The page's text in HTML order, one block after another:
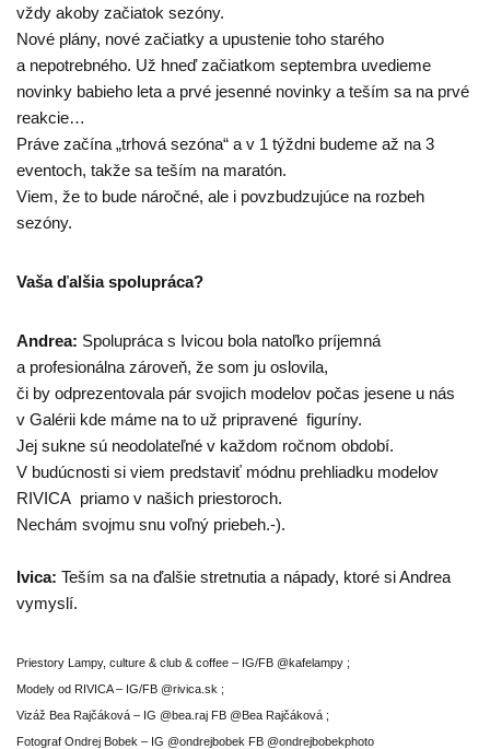
vždy akoby začiatok sezóny.
Nové plány, nové začiatky a upustenie toho starého
a nepotrebného. Už hneď začiatkom septembra uvedieme
novinky babieho leta a prvé jesenné novinky a teším sa na prvé
reakcie…
Práve začína „trhová sezóna“ a v 1 týždni budeme až na 3
eventoch, takže sa teším na maratón.
Viem, že to bude náročné, ale i povzbudzujúce na rozbeh
sezóny.
Vaša ďalšia spolupráca?
Andrea: Spolupráca s Ivicou bola natoľko príjemná
a profesionálna zároveň, že som ju oslovila,
či by odprezentovala pár svojich modelov počas jesene u nás
v Galérii kde máme na to už pripravené figuríny.
Jej sukne sú neodolateľné v každom ročnom období.
V budúcnosti si viem predstaviť módnu prehliadku modelov
RIVICA priamo v našich priestoroch.
Nechám svojmu snu voľný priebeh.-).
Ivica: Teším sa na ďalšie stretnutia a nápady, ktoré si Andrea
vymyslí.
Priestory Lampy, culture & club & coffee – IG/FB @kafelampy ;
Modely od RIVICA – IG/FB @rivica.sk ;
Vizáž Bea Rajčáková – IG @bea.raj FB @Bea Rajčáková ;
Fotograf Ondrej Bobek – IG @ondrejbobek FB @ondrejbobekphoto